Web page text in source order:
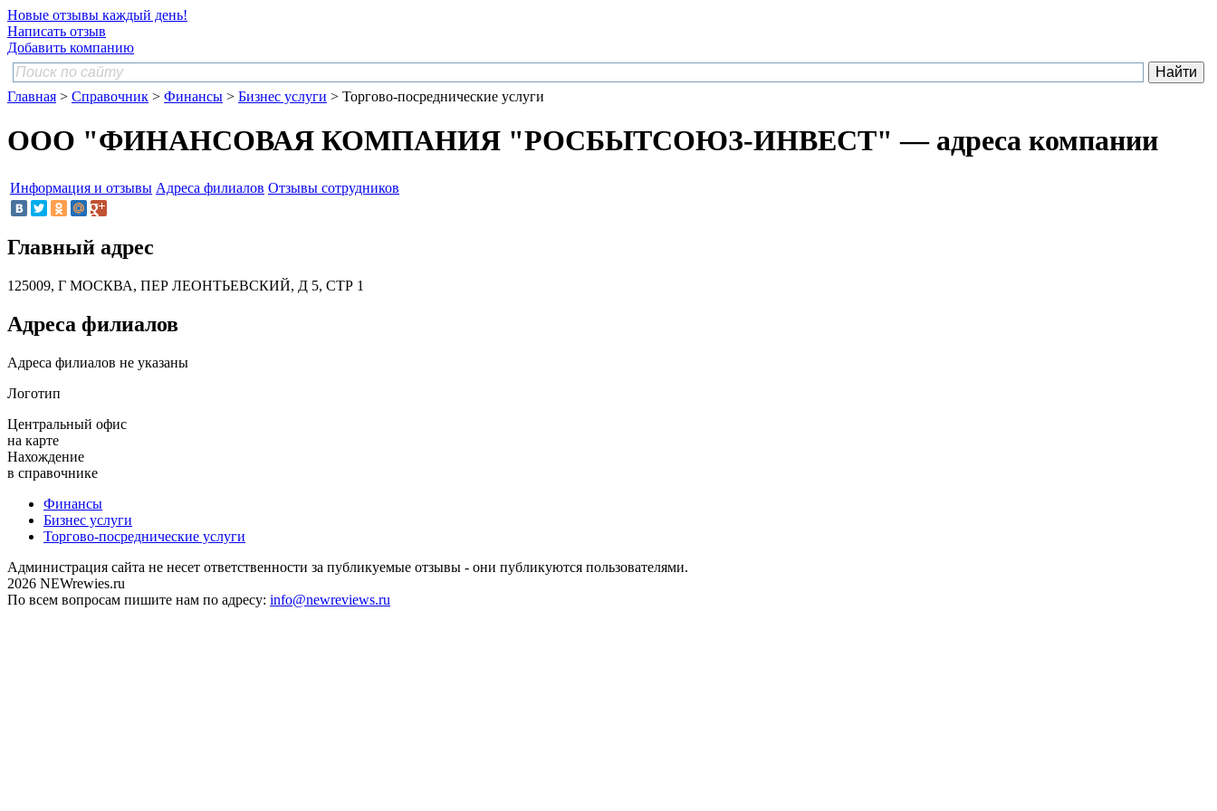
Новые отзывы каждый день!
Написать отзыв
Добавить компанию
Главная > Справочник > Финансы > Бизнес услуги > Торгово-посреднические услуги
ООО "ФИНАНСОВАЯ КОМПАНИЯ "РОСБЫТСОЮЗ-ИНВЕСТ" — адреса компании
Информация и отзывы Адреса филиалов Отзывы сотрудников
Главный адрес
125009, Г МОСКВА, ПЕР ЛЕОНТЬЕВСКИЙ, Д 5, СТР 1
Адреса филиалов
Адреса филиалов не указаны
Логотип
Центральный офис
на карте
Нахождение
в справочнике
Финансы
Бизнес услуги
Торгово-посреднические услуги
Администрация сайта не несет ответственности за публикуемые отзывы - они публикуются пользователями.
2026 NEWrewies.ru
По всем вопросам пишите нам по адресу: info@newreviews.ru